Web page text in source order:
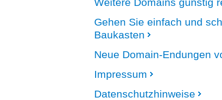
Gehen Sie einfach und
Baukasten
Neue Domain-Endungen
Impressum
Datenschutzhinweise